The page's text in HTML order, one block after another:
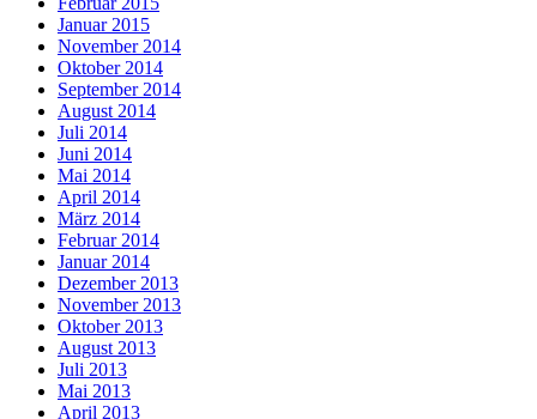
Januar 2015
November 2014
Oktober 2014
September 2014
August 2014
Juli 2014
Juni 2014
Mai 2014
April 2014
März 2014
Februar 2014
Januar 2014
Dezember 2013
November 2013
Oktober 2013
August 2013
Juli 2013
Mai 2013
April 2013